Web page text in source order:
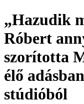
„Hazudik
Róbert
szorította
élő
stúdióból